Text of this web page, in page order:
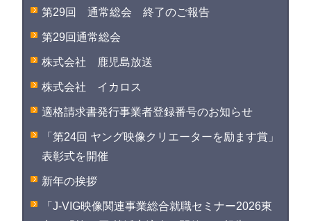
第29回 通常総会 終了のご報告
第29回通常総会
株式会社 鹿児島放送
株式会社 イカロス
適格請求書発行事業者登録番号のお知らせ
「第24回 ヤング映像クリエーターを励ます賞」
表彰式を開催
新年の挨拶
「J-VIG映像関連事業総合就職セミナー2026東